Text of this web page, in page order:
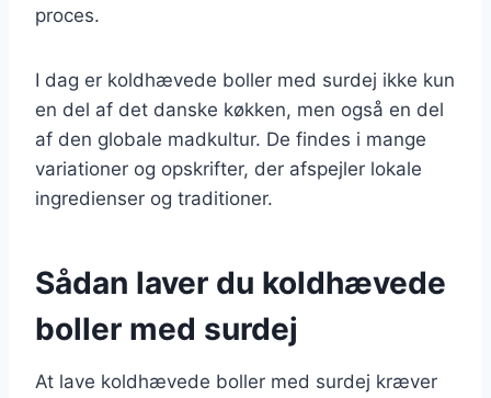
proces.
I dag er koldhævede boller med surdej ikke kun
en del af det danske køkken, men også en del
af den globale madkultur. De findes i mange
variationer og opskrifter, der afspejler lokale
ingredienser og traditioner.
Sådan laver du koldhævede
boller med surdej
At lave koldhævede boller med surdej kræver